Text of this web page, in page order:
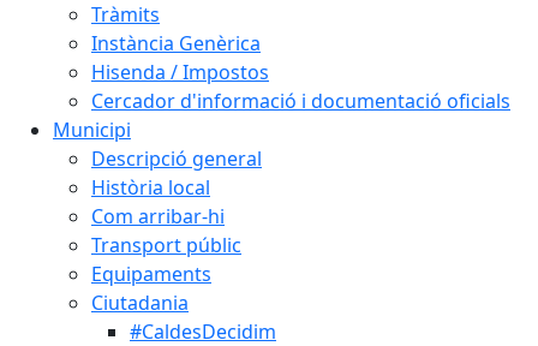
Tràmits
Instància Genèrica
Hisenda / Impostos
Cercador d'informació i documentació oficials
Municipi
Descripció general
Història local
Com arribar-hi
Transport públic
Equipaments
Ciutadania
#CaldesDecidim